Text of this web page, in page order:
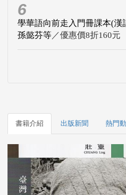
6
學華語向前走入門冊課本(漢
孫懿芬等／優惠價8折160元
書籍介紹 出版新聞 熱門